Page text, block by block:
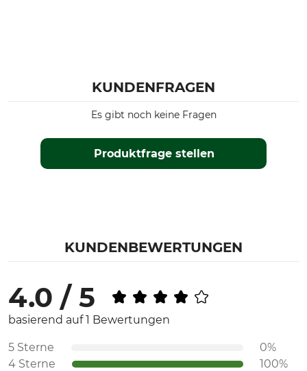
KUNDENFRAGEN
Produktfrage stellen
Es gibt noch keine Fragen
KUNDENBEWERTUNGEN
4.0 / 5
basierend auf 1 Bewertungen
5 Sterne
0%
4 Sterne
100%